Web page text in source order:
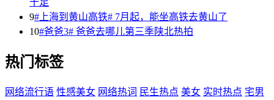
十足
9#上海到黄山高铁# 7月起，能坐高铁去黄山了
10#爸爸3# 爸爸去哪儿第三季陕北热拍
热门标签
网络流行语 性感美女 网络热词 民生热点 美女 实时热点 宅男